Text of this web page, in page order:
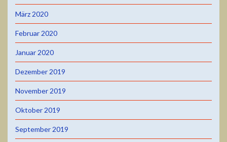
März 2020
Februar 2020
Januar 2020
Dezember 2019
November 2019
Oktober 2019
September 2019